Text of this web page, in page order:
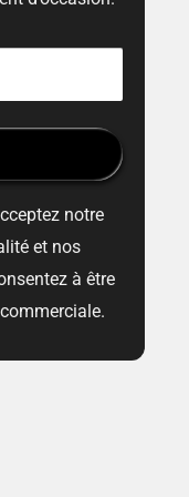
notre
et nos
à être